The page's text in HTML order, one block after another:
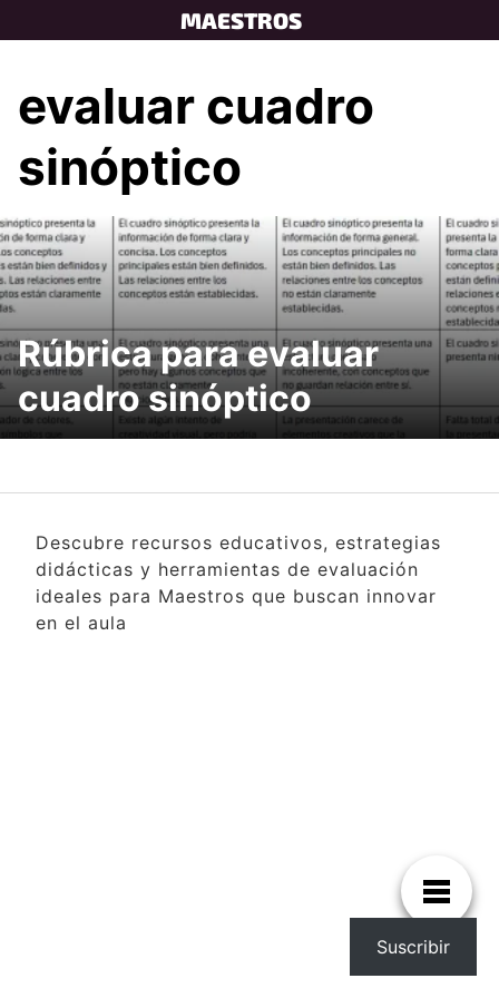
to
MAESTROS
evaluar cuadro
sinóptico
Rúbrica para evaluar
cuadro sinóptico
Descubre recursos educativos, estrategias
didácticas y herramientas de evaluación
ideales para Maestros que buscan innovar
en el aula
Suscribir